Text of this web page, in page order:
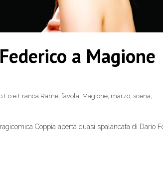
a Magione
Fo e Franca Rame, favola, Magione, marzo, scena,
Coppia aperta quasi spalancata di Dario